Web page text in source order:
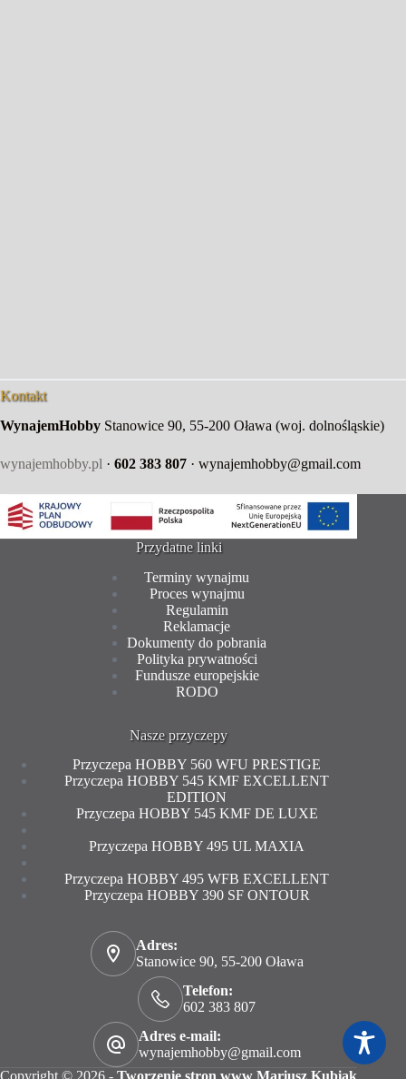
Kontakt
WynajemHobby Stanowice 90, 55-200 Oława (woj. dolnośląskie)
wynajemhobby.pl · 602 383 807 · wynajemhobby@gmail.com
Przydatne linki
Terminy wynajmu
Proces wynajmu
Regulamin
Reklamacje
Dokumenty do pobrania
Polityka prywatności
Fundusze europejskie
RODO
Nasze przyczepy
Przyczepa HOBBY 560 WFU PRESTIGE
Przyczepa HOBBY 545 KMF EXCELLENT
EDITION
Przyczepa HOBBY 545 KMF DE LUXE
Przyczepa HOBBY 495 UL MAXIA
Przyczepa HOBBY 495 WFB EXCELLENT
Przyczepa HOBBY 390 SF ONTOUR
Adres:
Stanowice 90, 55-200 Oława
Telefon:
602 383 807
Adres e-mail:
wynajemhobby@gmail.com